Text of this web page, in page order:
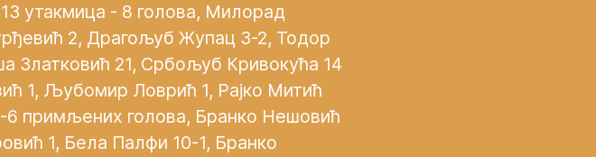
утакмица - 8 голова, Милорад
2, Драгољуб Жупац 3-2, Тодор
Златковић 21, Србољуб Кривокућа 14
1, Љубомир Ловрић 1, Рајко Митић
примљених голова, Бранко Нешовић
1, Бела Палфи 10-1, Бранко